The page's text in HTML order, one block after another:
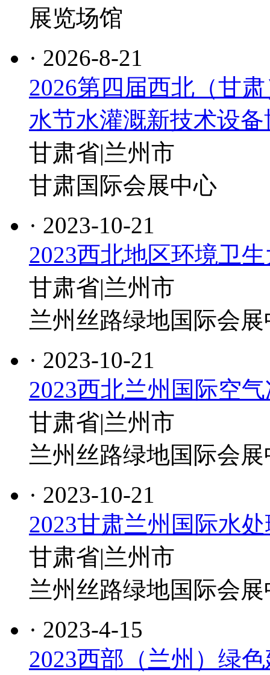
展览场馆
· 2026-8-21
2026第四届西北（甘
水节水灌溉新技术设
甘肃省|兰州市
甘肃国际会展中心
· 2023-10-21
2023西北地区环境卫
甘肃省|兰州市
兰州丝路绿地国际会
· 2023-10-21
2023西北兰州国际空
甘肃省|兰州市
兰州丝路绿地国际会
· 2023-10-21
2023甘肃兰州国际水
甘肃省|兰州市
兰州丝路绿地国际会
· 2023-4-15
2023西部（兰州）绿